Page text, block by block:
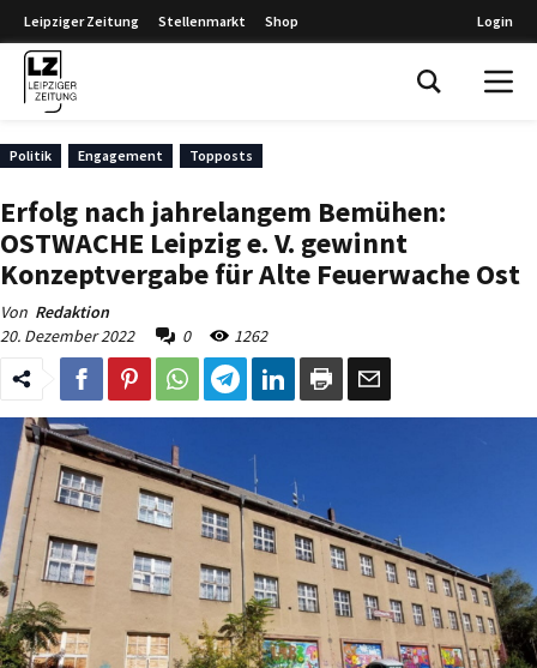
Leipziger Zeitung Stellenmarkt Shop Login
Politik Engagement Topposts
Erfolg nach jahrelangem Bemühen:
OSTWACHE Leipzig e. V. gewinnt
Konzeptvergabe für Alte Feuerwache Ost
Von Redaktion
20. Dezember 2022
0 1262